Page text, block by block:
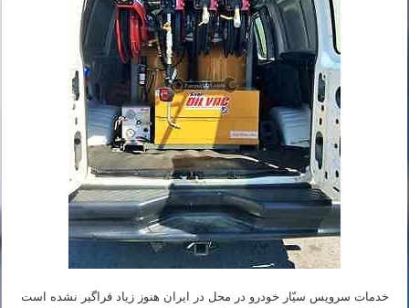
خدمات سرویس سیّار خودرو در محل در ایران هنوز زیاد فراگیر نشده است